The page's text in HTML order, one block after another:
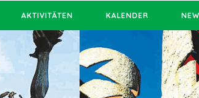
AKTIVITÄTEN KALENDER